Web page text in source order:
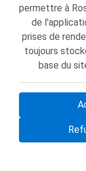
Dr. Patrice
-
permettre à
de
prises de
toujours
base du